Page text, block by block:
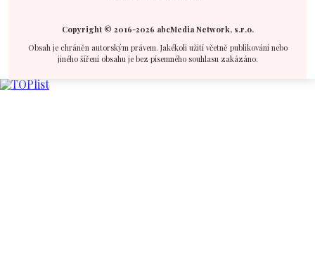
Copyright © 2016-2026 abcMedia Network, s.r.o.
Obsah je chráněn autorským právem. Jakékoli užití včetně publikování nebo
jiného šíření obsahu je bez písemného souhlasu zakázáno.